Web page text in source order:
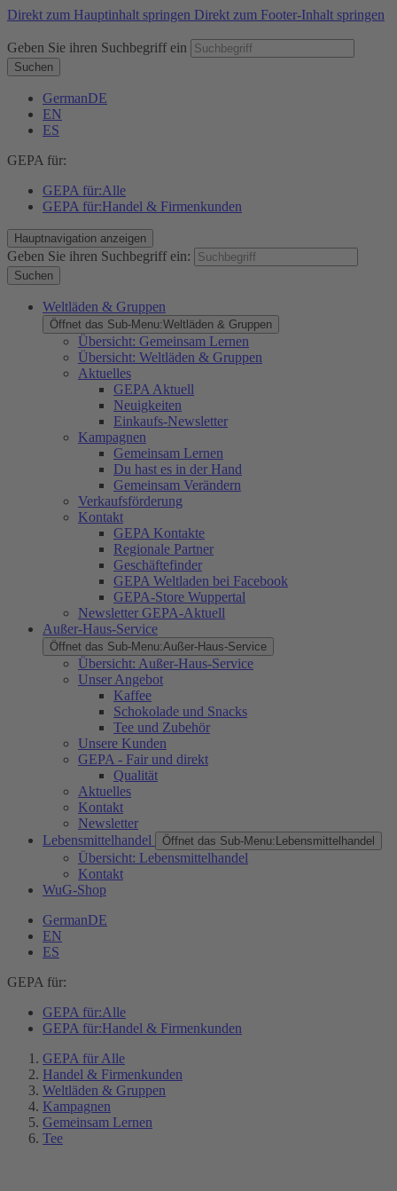
Direkt zum Hauptinhalt springen Direkt zum Footer-Inhalt springen
Geben Sie ihren Suchbegriff ein
Suchen
GermanDE
EN
ES
GEPA für:
GEPA für:Alle
GEPA für:Handel & Firmenkunden
Hauptnavigation anzeigen
Geben Sie ihren Suchbegriff ein:
Suchen
Weltläden & Gruppen
Öffnet das Sub-Menu:Weltläden & Gruppen
Übersicht: Gemeinsam Lernen
Übersicht: Weltläden & Gruppen
Aktuelles
GEPA Aktuell
Neuigkeiten
Einkaufs-Newsletter
Kampagnen
Gemeinsam Lernen
Du hast es in der Hand
Gemeinsam Verändern
Verkaufsförderung
Kontakt
GEPA Kontakte
Regionale Partner
Geschäftefinder
GEPA Weltladen bei Facebook
GEPA-Store Wuppertal
Newsletter GEPA-Aktuell
Außer-Haus-Service
Öffnet das Sub-Menu:Außer-Haus-Service
Übersicht: Außer-Haus-Service
Unser Angebot
Kaffee
Schokolade und Snacks
Tee und Zubehör
Unsere Kunden
GEPA - Fair und direkt
Qualität
Aktuelles
Kontakt
Newsletter
Lebensmittelhandel
Öffnet das Sub-Menu: Lebensmittelhandel
Übersicht: Lebensmittelhandel
Kontakt
WuG-Shop
GermanDE
EN
ES
GEPA für:
GEPA für:Alle
GEPA für:Handel & Firmenkunden
GEPA für Alle
Handel & Firmenkunden
Weltläden & Gruppen
Kampagnen
Gemeinsam Lernen
Tee